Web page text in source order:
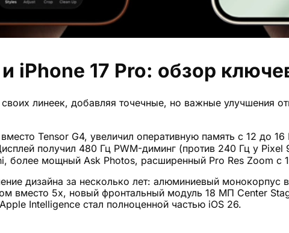
iPhone 17 Pro: обзор
линеек, добавляя точечные, но важные улучшения
Tensor G4, увеличил оперативную память с 12 до
получил 480 Гц PWM-диминг (против 240 Гц у
более мощный Ask Photos, расширенный Pro Res Zoom с
дизайна за несколько лет: алюминиевый монокорпус
вместо 5x, новый фронтальный модуль 18 МП Center
Intelligence стал полноценной частью iOS 26.